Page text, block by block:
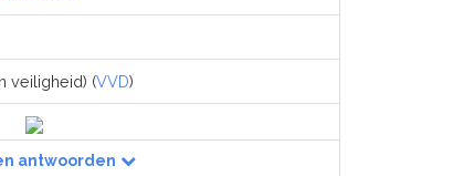
veiligheid) (VVD)
antwoorden